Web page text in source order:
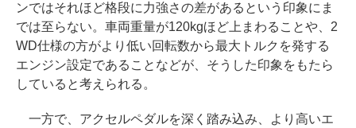
ンではそれほど格段に力強さの差があるという印象にま
では至らない。車両重量が120kgほど上まわることや、2
WD仕様の方がより低い回転数から最大トルクを発する
エンジン設定であることなどが、そうした印象をもたら
していると考えられる。
一方で、アクセルペダルを深く踏み込み、より高いエ